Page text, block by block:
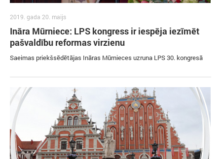
2019. gada 20. maijs
Ināra Mūrniece: LPS kongress ir iespēja iezīmēt
pašvaldību reformas virzienu
Saeimas priekšsēdētājas Ināras Mūrnieces uzruna LPS 30. kongresā